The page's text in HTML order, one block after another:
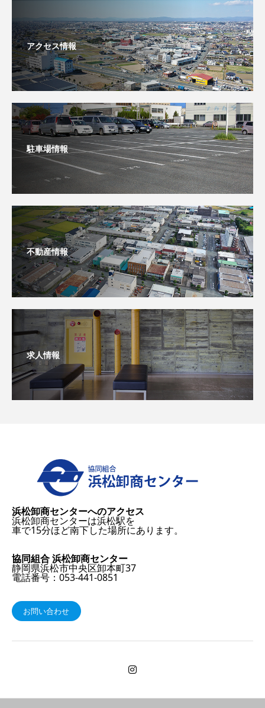
アクセス情報
駐車場情報
不動産情報
求人情報
浜松卸商センターへのアクセス
浜松卸商センターは浜松駅を
車で15分ほど南下した場所にあります。
協同組合 浜松卸商センター
静岡県浜松市中央区卸本町37
電話番号：053-441-0851
お問い合わせ